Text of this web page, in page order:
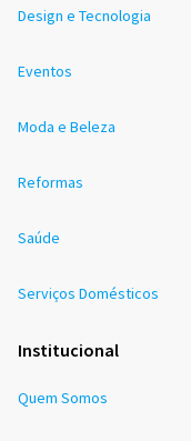
Design e Tecnologia
Eventos
Moda e Beleza
Reformas
Saúde
Serviços Domésticos
Institucional
Quem Somos